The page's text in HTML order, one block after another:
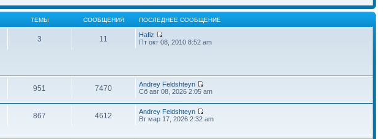
ТЕМЫ СООБЩЕНИЯ ПОСЛЕДНЕЕ СООБЩЕНИЕ
3 11
Hafiz
Пт окт 08, 2010 8:52 am
951 7470
Andrey Feldshteyn
Сб авг 08, 2026 2:05 am
867 4612
Andrey Feldshteyn
Вт мар 17, 2026 2:32 am